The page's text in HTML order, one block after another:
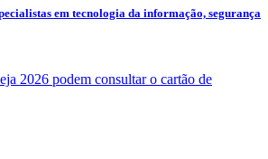
em tecnologia da informação, segurança